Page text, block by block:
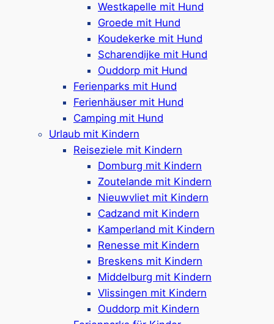
Westkapelle mit Hund
Groede mit Hund
Koudekerke mit Hund
Scharendijke mit Hund
Ouddorp mit Hund
Ferienparks mit Hund
Ferienhäuser mit Hund
Camping mit Hund
Urlaub mit Kindern
Reiseziele mit Kindern
Domburg mit Kindern
Zoutelande mit Kindern
Nieuwvliet mit Kindern
Cadzand mit Kindern
Kamperland mit Kindern
Renesse mit Kindern
Breskens mit Kindern
Middelburg mit Kindern
Vlissingen mit Kindern
Ouddorp mit Kindern
Die Umgebung von Oostkapelle ist ein Highlight
für jeden Urlaub im Roompot. Direkt vor der Tür
liegt ein breiter Sandstrand, der zu
Spaziergängen, Sonnenbaden und Wassersport
einlädt. Naturfreunde genießen die
Dünenlandschaften sowie die
Naturschutzgebiete De Manteling und
Oranjezon. Wer Lust auf Abwechslung hat,
erreicht in wenigen Minuten charmante
Küstenorte wieDomburgundVrouwenpolder
mit Cafés, Restaurants und Boutiquen. Auch ein
Abstecher in die zeeländische Hauptstadt
Middelburgsollten Sie nicht verpassen. So
verbinden die Roompot Ferienparks in und um
OostkapelleErholung am Strand mit
abwechslungsreichen Ausflugsmöglichkeiten in
der Region.